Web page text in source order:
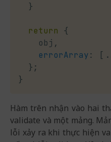
}
return
{
    obj
,
errorArray: [
} ;
}
Hàm trên nhận vào hai
validate và một mảng.
lỗi xảy ra khi thực hiện